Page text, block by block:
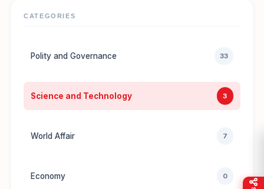
CATEGORIES
Polity and Governance 33
Science and Technology 3
World Affair 7
Economy 0